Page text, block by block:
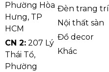
Phường Hòa
Hưng, TP
HCM
CN 2: 207 Lý
Thái Tổ,
Phường
Đèn trang trí
Nội thất sàn
Đồ decor
Khác